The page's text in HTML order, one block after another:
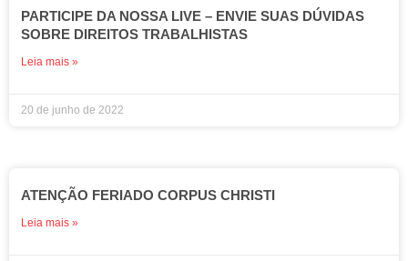
PARTICIPE DA NOSSA LIVE – ENVIE SUAS DÚVIDAS
SOBRE DIREITOS TRABALHISTAS
Leia mais »
20 de junho de 2022
ATENÇÃO FERIADO CORPUS CHRISTI
Leia mais »